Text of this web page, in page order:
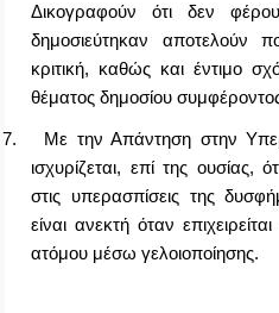
Δικογραφούν ότι δεν
δημοσιεύτηκαν αποτελούν
κριτική, καθώς και έντιμο
θέματος δημοσίου
7.
Με την Απάντηση στην
ισχυρίζεται, επί της ουσίας,
στις υπερασπίσεις της
είναι ανεκτή όταν
ατόμου μέσω γελοιοποίησης.